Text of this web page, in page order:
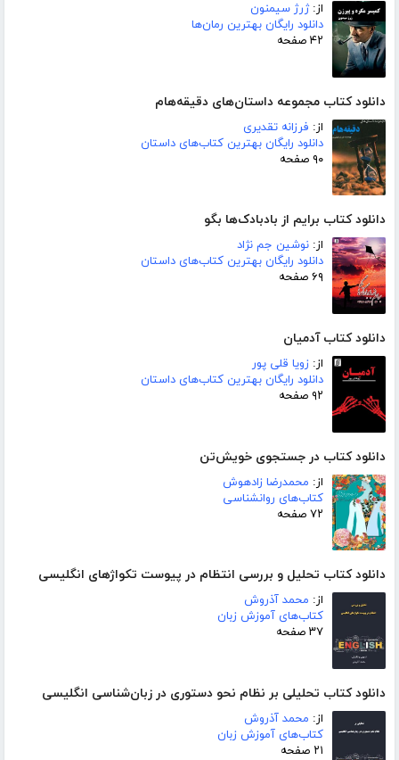
از:ژرژ سیمنون
دانلود رایگان بهترین رمان‌ها
۴۲ صفحه
دانلود کتاب مجموعه داستان‌های دقیقه‌هام
از: فرزانه تقدیری
دانلود رایگان بهترین کتاب‌های داستان
۹۰ صفحه
دانلود کتاب برایم از بادبادک‌ها بگو
از: نوشین جم نژاد
دانلود رایگان بهترین کتاب‌های داستان
۶۹ صفحه
دانلود کتاب آدمیان
از: زویا قلی پور
دانلود رایگان بهترین کتاب‌های داستان
۹۲ صفحه
دانلود کتاب در جستجوی خویش‌تن
از: محمدرضا زادهوش
کتاب‌های روانشناسی
۷۲ صفحه
دانلود کتاب تحلیل و بررسی انتظام در پیوست تکواژهای انگلیسی
از: محمد آذروش
کتاب‌های آموزش زبان
۳۷ صفحه
دانلود کتاب تحلیلی بر نظام نحو دستوری در زبان‌شناسی انگلیسی
از: محمد آذروش
کتاب‌های آموزش زبان
۲۱ صفحه